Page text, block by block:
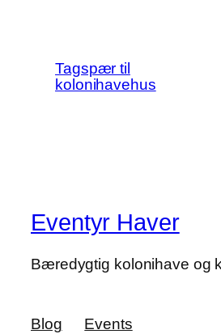
Tagspær til
kolonihavehus
Eventyr Haver
Bæredygtig kolonihave og
Blog
Events